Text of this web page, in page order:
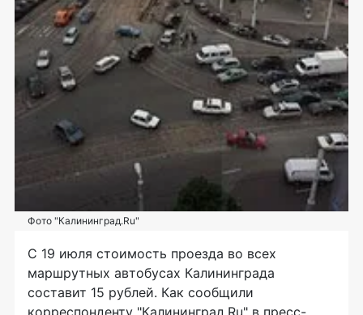
Фото "Калининград.Ru"
С 19 июля стоимость проезда во всех
маршрутных автобусах Калининграда
составит 15 рублей. Как сообщили
корреспонденту "Калининград.Ru" в пресс-